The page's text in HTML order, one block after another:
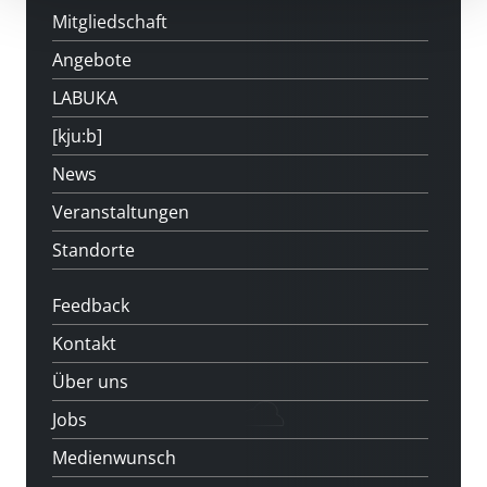
Mitgliedschaft
Angebote
LABUKA
[kju:b]
News
Veranstaltungen
Standorte
Feedback
Kontakt
Über uns
Jobs
Medienwunsch